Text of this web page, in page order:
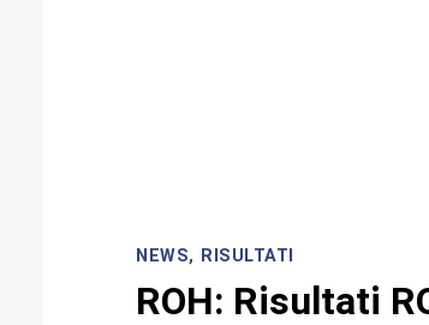
NEWS, RISULTATI
ROH: Risultati